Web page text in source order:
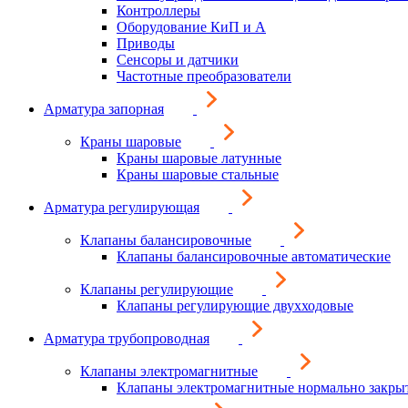
Контроллеры
Оборудование КиП и А
Приводы
Сенсоры и датчики
Частотные преобразователи
Арматура запорная
Краны шаровые
Краны шаровые латунные
Краны шаровые стальные
Арматура регулирующая
Клапаны балансировочные
Клапаны балансировочные автоматические
Клапаны регулирующие
Клапаны регулирующие двухходовые
Арматура трубопроводная
Клапаны электромагнитные
Клапаны электромагнитные нормально